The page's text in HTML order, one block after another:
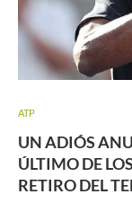
ATP
UN ADIÓS
ÚLTIMO DE
RETIRO DEL